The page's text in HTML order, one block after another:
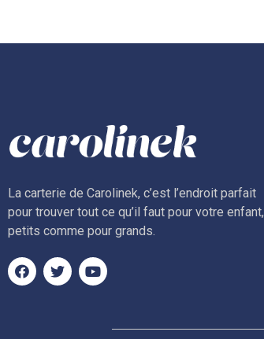
La carterie de Carolinek, c’est l’endroit parfait
pour trouver tout ce qu’il faut pour votre enfant,
petits comme pour grands.